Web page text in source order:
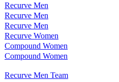
Recurve Men
Recurve Men
Recurve Men
Recurve Women
Compound Women
Compound Women
Recurve Men Team